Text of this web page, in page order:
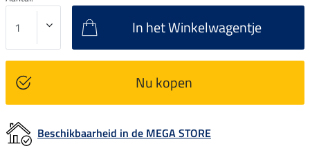
In het Winkelwagentje
Nu kopen
Beschikbaarheid in de MEGA STORE